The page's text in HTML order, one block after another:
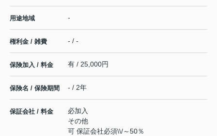
用途地域 -
権利金 / 雑費 - / -
保険加入 / 料金 有 / 25,000円
保険名 / 保険期間 - / 2年
保証会社 / 料金
必加入
その他
可 保証会社必須\\/～50％